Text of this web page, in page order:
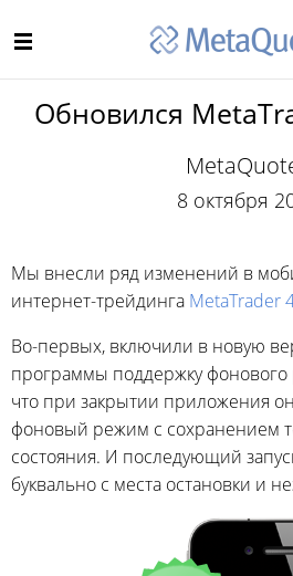
Обновился
8 октября
Мы внесли ряд изменений в
интернет-трейдинга MetaTrader
Во-первых, включили в новую
программы поддержку фонового
что при закрытии приложения
фоновый режим с сохранением
состояния. И последующий
буквально с места остановки и